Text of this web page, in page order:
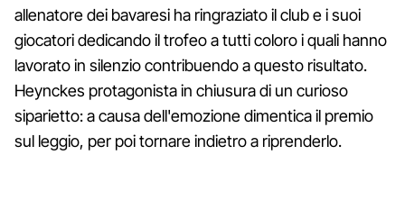
allenatore dei bavaresi ha ringraziato il club e i suoi
giocatori dedicando il trofeo a tutti coloro i quali hanno
lavorato in silenzio contribuendo a questo risultato.
Heynckes protagonista in chiusura di un curioso
siparietto: a causa dell'emozione dimentica il premio
sul leggio, per poi tornare indietro a riprenderlo.